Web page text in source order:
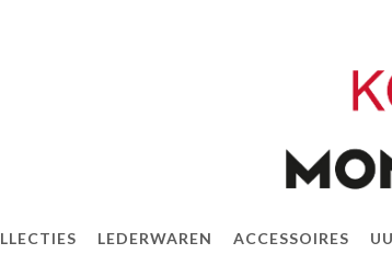
LEDERWAREN ACCESSOIRES